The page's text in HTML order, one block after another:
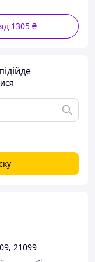
1305 ₴
, 21099